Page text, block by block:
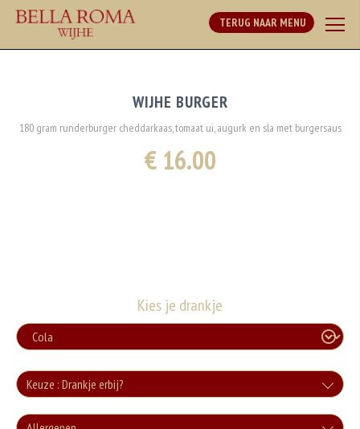
TERUG NAAR MENU
WIJHE BURGER
180 gram runderburger cheddarkaas, tomaat ui, augurk en sla met burgersaus
€ 16.00
Kies je drankje
Keuze : Drankje erbij?